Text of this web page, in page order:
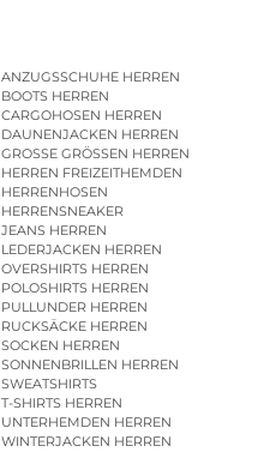
ANZUGSSCHUHE HERREN
BOOTS HERREN
CARGOHOSEN HERREN
DAUNENJACKEN HERREN
GROSSE GRÖSSEN HERREN
HERREN FREIZEITHEMDEN
HERRENHOSEN
HERRENSNEAKER
JEANS HERREN
LEDERJACKEN HERREN
OVERSHIRTS HERREN
POLOSHIRTS HERREN
PULLUNDER HERREN
RUCKSÄCKE HERREN
SOCKEN HERREN
SONNENBRILLEN HERREN
SWEATSHIRTS
T-SHIRTS HERREN
UNTERHEMDEN HERREN
WINTERJACKEN HERREN